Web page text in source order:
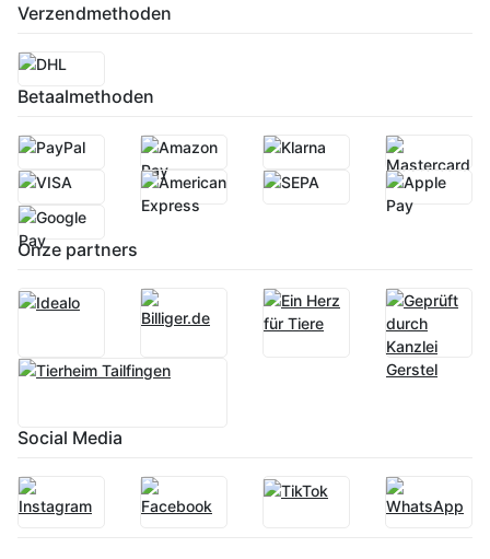
Verzendmethoden
Betaalmethoden
Onze partners
Social Media